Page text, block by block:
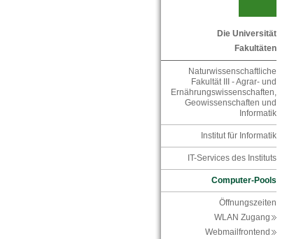
Die Universität
Fakultäten
Naturwissenschaftliche
Fakultät III - Agrar- und
Ernährungswissenschaften,
Geowissenschaften und
Informatik
Institut für Informatik
IT-Services des Instituts
Computer-Pools
Öffnungszeiten
WLAN Zugang
Webmailfrontend